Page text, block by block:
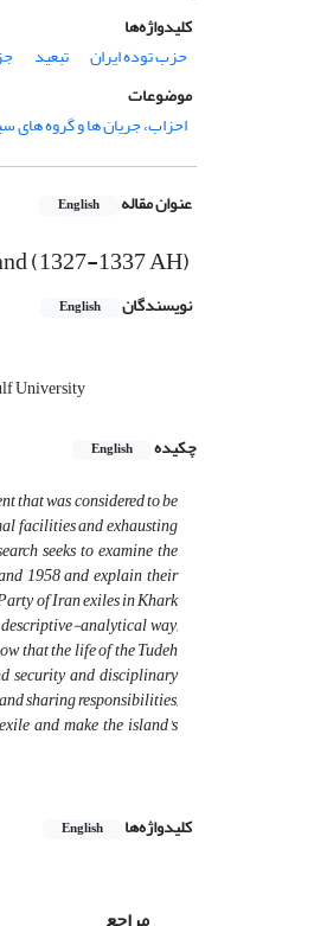
کلیدواژه‌ها
حزب توده ایران
تبعید
موضوعات
احزاب، جریان ها و گروه های
عنوان مقاله English
(1327-1337 AH)
نویسندگان English
University
چکیده
English
that was considered to be
facilities and exhausting
seeks to examine the
1958 and explain their
of Iran exiles in Khark
analytical way,
that the life of the Tudeh
security and disciplinary
sharing responsibilities,
and make the island's
کلیدواژه‌ها English